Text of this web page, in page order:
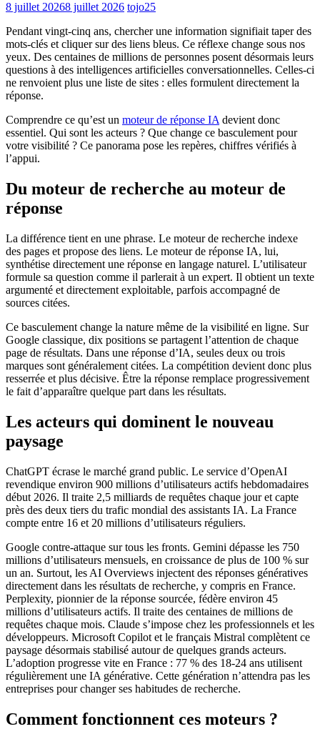
8 juillet 20268 juillet 2026 tojo25
Pendant vingt-cinq ans, chercher une information signifiait taper des
mots-clés et cliquer sur des liens bleus. Ce réflexe change sous nos
yeux. Des centaines de millions de personnes posent désormais leurs
questions à des intelligences artificielles conversationnelles. Celles-ci
ne renvoient plus une liste de sites : elles formulent directement la
réponse.
Comprendre ce qu’est un moteur de réponse IA devient donc
essentiel. Qui sont les acteurs ? Que change ce basculement pour
votre visibilité ? Ce panorama pose les repères, chiffres vérifiés à
l’appui.
Du moteur de recherche au moteur de
réponse
La différence tient en une phrase. Le moteur de recherche indexe
des pages et propose des liens. Le moteur de réponse IA, lui,
synthétise directement une réponse en langage naturel. L’utilisateur
formule sa question comme il parlerait à un expert. Il obtient un texte
argumenté et directement exploitable, parfois accompagné de
sources citées.
Ce basculement change la nature même de la visibilité en ligne. Sur
Google classique, dix positions se partagent l’attention de chaque
page de résultats. Dans une réponse d’IA, seules deux ou trois
marques sont généralement citées. La compétition devient donc plus
resserrée et plus décisive. Être la réponse remplace progressivement
le fait d’apparaître quelque part dans les résultats.
Les acteurs qui dominent le nouveau
paysage
ChatGPT écrase le marché grand public. Le service d’OpenAI
revendique environ 900 millions d’utilisateurs actifs hebdomadaires
début 2026. Il traite 2,5 milliards de requêtes chaque jour et capte
près des deux tiers du trafic mondial des assistants IA. La France
compte entre 16 et 20 millions d’utilisateurs réguliers.
Google contre-attaque sur tous les fronts. Gemini dépasse les 750
millions d’utilisateurs mensuels, en croissance de plus de 100 % sur
un an. Surtout, les AI Overviews injectent des réponses génératives
directement dans les résultats de recherche, y compris en France.
Perplexity, pionnier de la réponse sourcée, fédère environ 45
millions d’utilisateurs actifs. Il traite des centaines de millions de
requêtes chaque mois. Claude s’impose chez les professionnels et les
développeurs. Microsoft Copilot et le français Mistral complètent ce
paysage désormais stabilisé autour de quelques grands acteurs.
L’adoption progresse vite en France : 77 % des 18-24 ans utilisent
régulièrement une IA générative. Cette génération n’attendra pas les
entreprises pour changer ses habitudes de recherche.
Comment fonctionnent ces moteurs ?